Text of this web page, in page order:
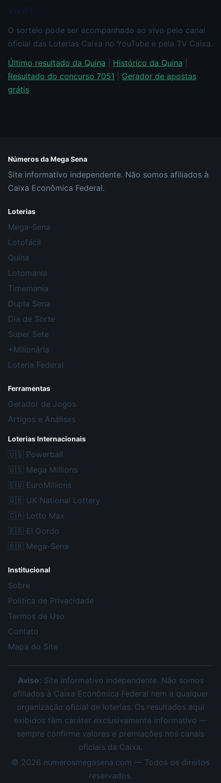
O sorteio pode ser acompanhado ao vivo pelo canal
oficial das Loterias Caixa no YouTube e pela TV Caixa.
Último resultado da Quina
Histórico da Quina
Resultado do concurso 7051
Gerador de apostas
grátis
Números da Mega Sena
Site informativo independente. Não somos afiliados à
Caixa Econômica Federal.
Loterias
Mega-Sena
Lotofácil
Quina
Lotomania
Timemania
Dupla Sena
Dia de Sorte
Super Sete
+Milionária
Loteria Federal
Ferramentas
Gerador de Jogos
Artigos e Análises
Loterias Internacionais
🇺🇸 Powerball
🇺🇸 Mega Millions
🇪🇺 EuroMillions
🇬🇧 UK National Lottery
🇨🇦 Lotto Max
🇪🇸 El Gordo
🇧🇷 Mega-Sena
Institucional
Sobre
Política de Privacidade
Termos de Uso
Contato
Mapa do Site
Aviso: Site informativo independente. Não somos
afiliados à Caixa Econômica Federal nem a qualquer
organização oficial de loterias. Os resultados aqui
exibidos têm caráter exclusivamente informativo —
sempre confirme valores e premiações nos canais
oficiais da Caixa.
© 2026 numerosmegasena.com — Todos os direitos
reservados.